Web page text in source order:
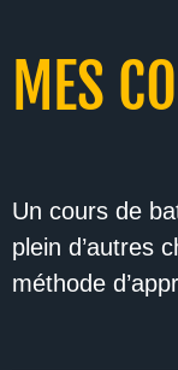
MES
Un cours de
plein d’autres
méthode